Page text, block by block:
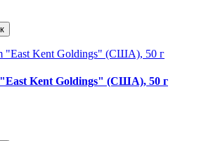
Kent Goldings" (США), 50 г